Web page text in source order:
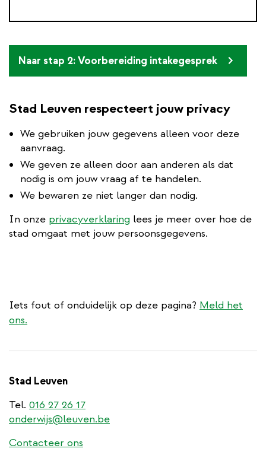
Naar stap 2: Voorbereiding intakegesprek
Stad Leuven respecteert jouw privacy
We gebruiken jouw gegevens alleen voor deze
aanvraag.
We geven ze alleen door aan anderen als dat
nodig is om jouw vraag af te handelen.
We bewaren ze niet langer dan nodig.
In onze privacyverklaring lees je meer over hoe de
stad omgaat met jouw persoonsgegevens.
Iets fout of onduidelijk op deze pagina? Meld het
ons.
Stad Leuven
Tel. 016 27 26 17
onderwijs@leuven.be
Contacteer ons